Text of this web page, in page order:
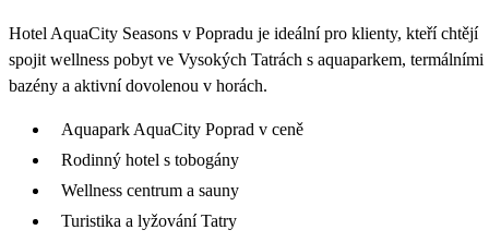
Hotel AquaCity Seasons v Popradu je ideální pro klienty, kteří chtějí
spojit wellness pobyt ve Vysokých Tatrách s aquaparkem, termálními
bazény a aktivní dovolenou v horách.
Aquapark AquaCity Poprad v ceně
Rodinný hotel s tobogány
Wellness centrum a sauny
Turistika a lyžování Tatry